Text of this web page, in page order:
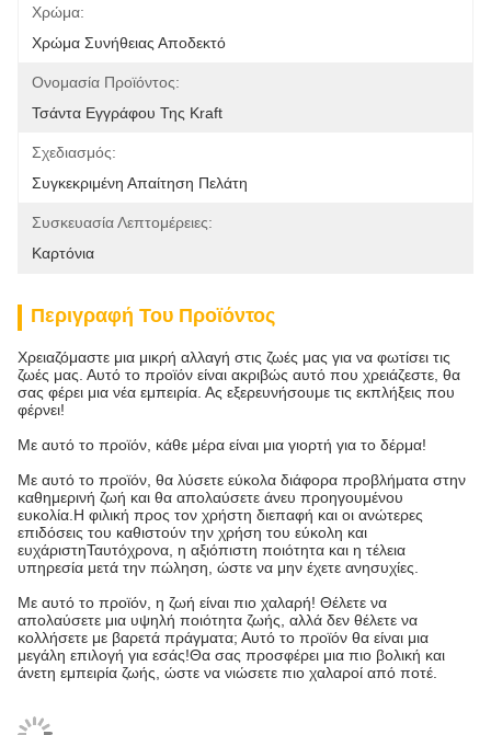
Χρώμα:
Χρώμα Συνήθειας Αποδεκτό
Ονομασία Προϊόντος:
Τσάντα Εγγράφου Της Kraft
Σχεδιασμός:
Συγκεκριμένη Απαίτηση Πελάτη
Συσκευασία Λεπτομέρειες:
Καρτόνια
Περιγραφή Του Προϊόντος
Χρειαζόμαστε μια μικρή αλλαγή στις ζωές μας για να φωτίσει τις
ζωές μας. Αυτό το προϊόν είναι ακριβώς αυτό που χρειάζεστε, θα
σας φέρει μια νέα εμπειρία. Ας εξερευνήσουμε τις εκπλήξεις που
φέρνει!
Με αυτό το προϊόν, κάθε μέρα είναι μια γιορτή για το δέρμα!
Με αυτό το προϊόν, θα λύσετε εύκολα διάφορα προβλήματα στην
καθημερινή ζωή και θα απολαύσετε άνευ προηγουμένου
ευκολία.Η φιλική προς τον χρήστη διεπαφή και οι ανώτερες
επιδόσεις του καθιστούν την χρήση του εύκολη και
ευχάριστηΤαυτόχρονα, η αξιόπιστη ποιότητα και η τέλεια
υπηρεσία μετά την πώληση, ώστε να μην έχετε ανησυχίες.
Με αυτό το προϊόν, η ζωή είναι πιο χαλαρή! Θέλετε να
απολαύσετε μια υψηλή ποιότητα ζωής, αλλά δεν θέλετε να
κολλήσετε με βαρετά πράγματα; Αυτό το προϊόν θα είναι μια
μεγάλη επιλογή για εσάς!Θα σας προσφέρει μια πιο βολική και
άνετη εμπειρία ζωής, ώστε να νιώσετε πιο χαλαροί από ποτέ.